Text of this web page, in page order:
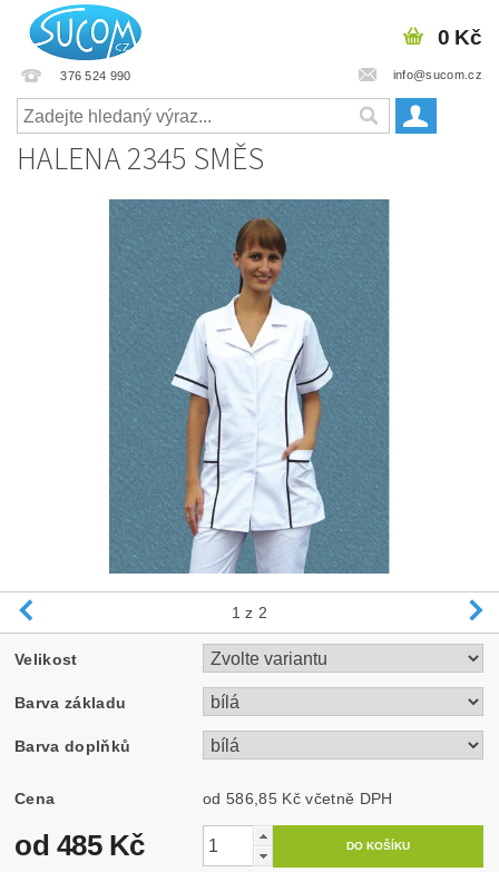
376 524 990 info@sucom.cz
0 Kč
HALENA 2345 SMĚS
1 z 2
Velikost
Barva základu
Barva doplňků
Cena od 586,85 Kčvčetně DPH
od 485 Kč